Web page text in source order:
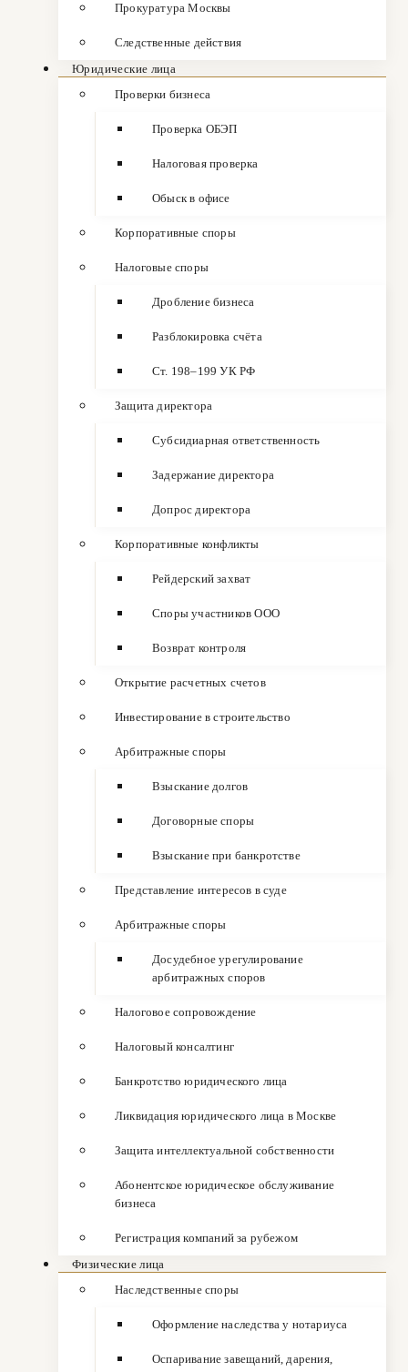
Прокуратура Москвы
Следственные действия
Юридические лица
Проверки бизнеса
Проверка ОБЭП
Налоговая проверка
Обыск в офисе
Корпоративные споры
Налоговые споры
Дробление бизнеса
Разблокировка счёта
Ст. 198–199 УК РФ
Защита директора
Субсидиарная ответственность
Задержание директора
Допрос директора
Корпоративные конфликты
Рейдерский захват
Споры участников ООО
Возврат контроля
Открытие расчетных счетов
Инвестирование в строительство
Арбитражные споры
Взыскание долгов
Договорные споры
Взыскание при банкротстве
Представление интересов в суде
Арбитражные споры
Досудебное урегулирование
арбитражных споров
Налоговое сопровождение
Налоговый консалтинг
Банкротство юридического лица
Ликвидация юридического лица в Москве
Защита интеллектуальной собственности
Абонентское юридическое обслуживание
бизнеса
Регистрация компаний за рубежом
Физические лица
Наследственные споры
Оформление наследства у нотариуса
Оспаривание завещаний, дарения,